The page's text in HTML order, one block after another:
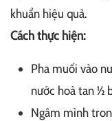
khuẩn hiệu quả.
Cách thực hiện:
Pha muối vào
nước hoà tan ½
Ngâm mình